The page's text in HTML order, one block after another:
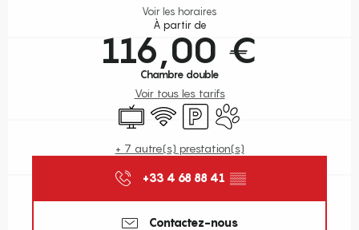
Voir les horaires
À partir de
116,00 €
Chambre double
Voir tous les tarifs
Télévision
WiFi ParkingAnimaux acceptés
+ 7 autre(s) prestation(s)
+33 4 68 88 41 ▒▒
Contactez-nous